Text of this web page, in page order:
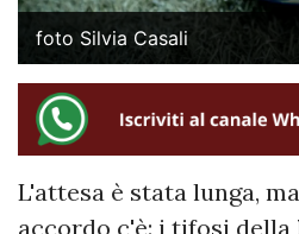
foto Silvia Casali
L'attesa è stata lunga,
accordo c'è: i tifosi della